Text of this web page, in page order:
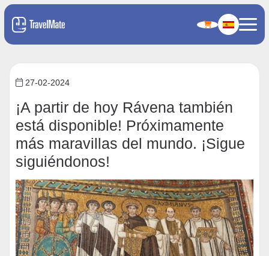
27-02-2024
¡A partir de hoy Rávena también
está disponible! Próximamente
más maravillas del mundo. ¡Sigue
siguiéndonos!